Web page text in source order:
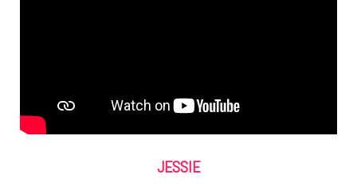
JESSIE